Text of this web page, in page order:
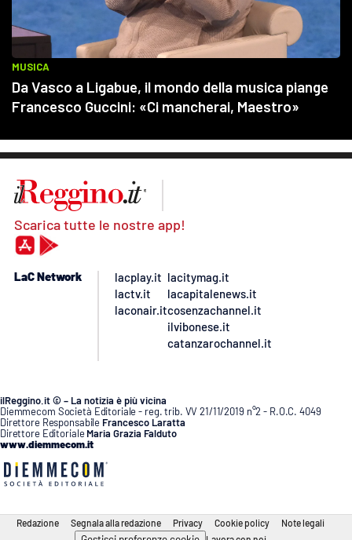
Scarica tutte le nostre app!
LaC Network
lacplay.it
lactv.it
laconair.it
lacitymag.it
lacapitalenews.it
cosenzachannel.it
ilvibonese.it
catanzarochannel.it
ilReggino.it © – La notizia è più vicina
Diemmecom Società Editoriale - reg. trib. VV 21/11/2019 n°2 - R.O.C. 4049
Direttore Responsabile Francesco Laratta
Direttore Editoriale Maria Grazia Falduto
www.diemmecom.it
Redazione Segnala alla redazione Privacy Cookie policy Note legali